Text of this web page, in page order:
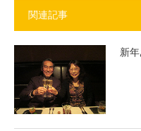
関連記事
新